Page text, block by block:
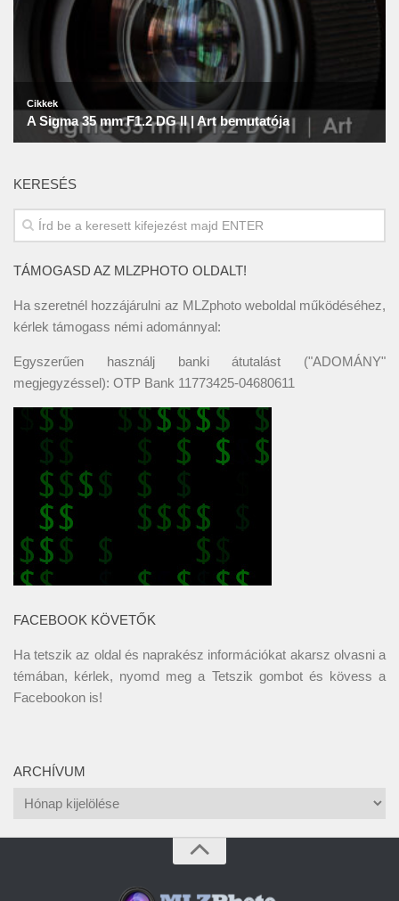
KERESÉS
TÁMOGASD AZ MLZPHOTO OLDALT!
Ha szeretnél hozzájárulni az MLZphoto weboldal működéséhez,
kérlek támogass némi adománnyal:
Egyszerűen használj banki átutalást ("ADOMÁNY"
megjegyzéssel): OTP Bank 11773425-04680611
FACEBOOK KÖVETŐK
Ha tetszik az oldal és naprakész információkat akarsz olvasni a
témában, kérlek, nyomd meg a Tetszik gombot és kövess a
Facebookon is!
ARCHÍVUM
Archívum